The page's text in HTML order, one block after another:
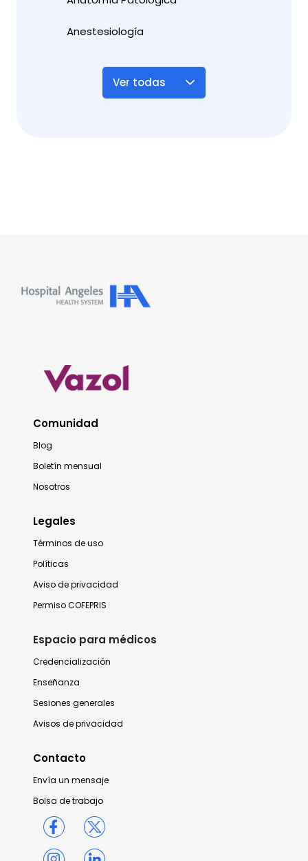
Anestesiología
Ver todas
Comunidad
Blog
Boletín mensual
Nosotros
Legales
Términos de uso
Políticas
Aviso de privacidad
Permiso COFEPRIS
Espacio para médicos
Credencialización
Enseñanza
Sesiones generales
Avisos de privacidad
Contacto
Envía un mensaje
Bolsa de trabajo